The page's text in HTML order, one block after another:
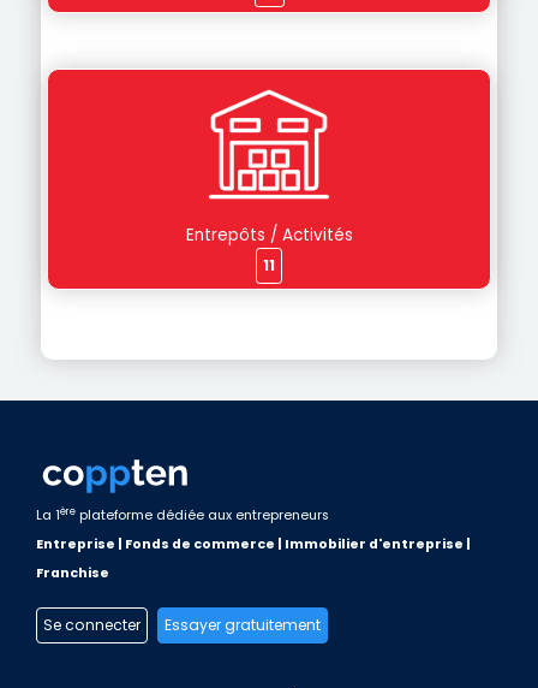
Entrepôts / Activités
11
La 1ère plateforme dédiée aux entrepreneurs
Entreprise | Fonds de commerce | Immobilier d'entreprise |
Franchise
Se connecter Essayer gratuitement